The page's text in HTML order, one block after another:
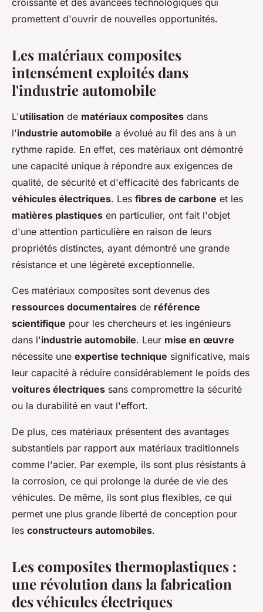
croissante et des avancées technologiques qui
promettent d'ouvrir de nouvelles opportunités.
Les matériaux composites
intensément exploités dans
l'industrie automobile
L'utilisation de matériaux composites dans
l'industrie automobile a évolué au fil des ans à un
rythme rapide. En effet, ces matériaux ont démontré
une capacité unique à répondre aux exigences de
qualité, de sécurité et d'efficacité des fabricants de
véhicules électriques. Les fibres de carbone et les
matières plastiques en particulier, ont fait l'objet
d'une attention particulière en raison de leurs
propriétés distinctes, ayant démontré une grande
résistance et une légèreté exceptionnelle.
Ces matériaux composites sont devenus des
ressources documentaires de référence
scientifique pour les chercheurs et les ingénieurs
dans l'industrie automobile. Leur mise en œuvre
nécessite une expertise technique significative, mais
leur capacité à réduire considérablement le poids des
voitures électriques sans compromettre la sécurité
ou la durabilité en vaut l'effort.
De plus, ces matériaux présentent des avantages
substantiels par rapport aux matériaux traditionnels
comme l'acier. Par exemple, ils sont plus résistants à
la corrosion, ce qui prolonge la durée de vie des
véhicules. De même, ils sont plus flexibles, ce qui
permet une plus grande liberté de conception pour
les constructeurs automobiles.
Les composites thermoplastiques :
une révolution dans la fabrication
des véhicules électriques